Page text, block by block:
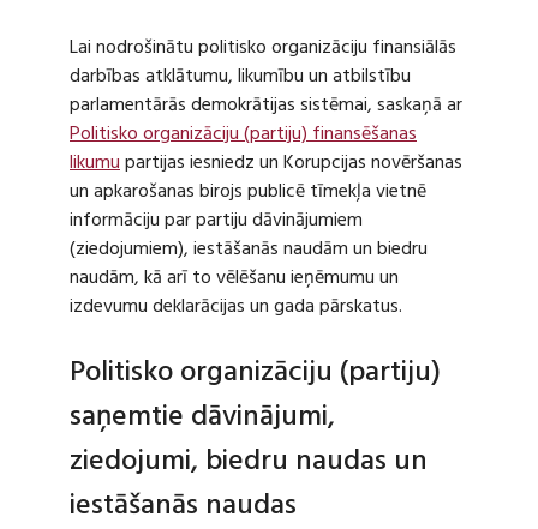
Lai nodrošinātu politisko organizāciju finansiālās
darbības atklātumu, likumību un atbilstību
parlamentārās demokrātijas sistēmai, saskaņā ar
Politisko organizāciju (partiju) finansēšanas
likumupartijas iesniedz un Korupcijas novēršanas
un apkarošanas birojs publicē tīmekļa vietnē
informāciju par partiju dāvinājumiem
(ziedojumiem), iestāšanās naudām un biedru
naudām, kā arī to vēlēšanu ieņēmumu un
izdevumu deklarācijas un gada pārskatus.
Politisko organizāciju (partiju)
saņemtie dāvinājumi,
ziedojumi, biedru naudas un
iestāšanās naudas